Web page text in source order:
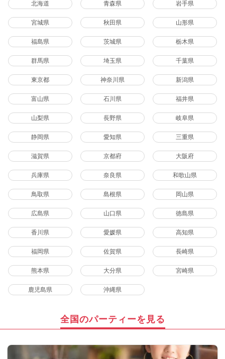
北海道 青森県 岩手県
宮城県 秋田県 山形県
福島県 茨城県 栃木県
群馬県 埼玉県 千葉県
東京都 神奈川県 新潟県
富山県 石川県 福井県
山梨県 長野県 岐阜県
静岡県 愛知県 三重県
滋賀県 京都府 大阪府
兵庫県 奈良県 和歌山県
鳥取県 島根県 岡山県
広島県 山口県 徳島県
香川県 愛媛県 高知県
福岡県 佐賀県 長崎県
熊本県 大分県 宮崎県
鹿児島県 沖縄県
全国のパーティーを見る